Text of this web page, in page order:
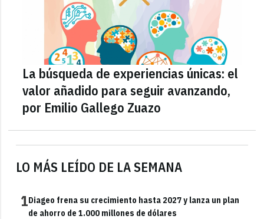
LO MÁS LEÍDO DE LA SEMANA
1Diageo frena su crecimiento hasta 2027 y lanza un plan
de ahorro de 1.000 millones de dólares
La búsqueda de experiencias únicas: el
valor añadido para seguir avanzando,
por Emilio Gallego Zuazo